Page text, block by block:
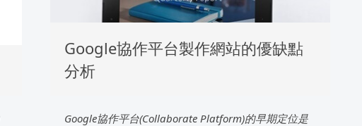
Google協作平台製作網站的優缺點
分析
Google協作平台(Collaborate Platform)的早期定位是